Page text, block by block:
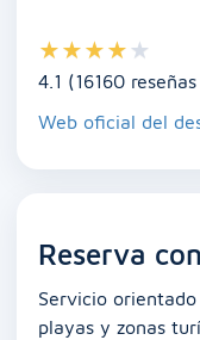
★★★★ ★
4.1 (16160
Web oficial del
Reserva
Servicio
playas y zonas